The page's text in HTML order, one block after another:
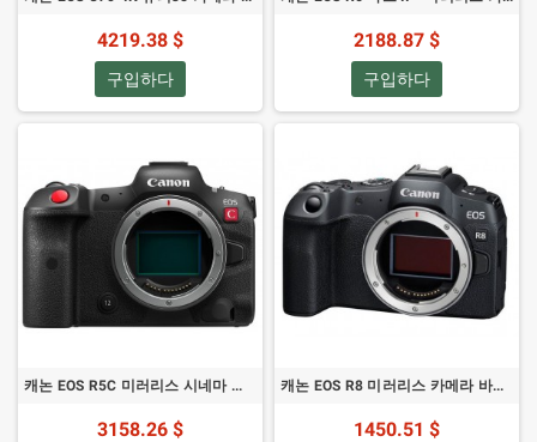
4219.38 $
구입하다
2188.87 $
구입하다
캐논 EOS R5C 미러리스 시네마 카메라
3158.26 $
캐논 EOS R8 미러리스 카메라 바디 + 무료 캐논 LP-E17 리튬이온 배터리 팩 (SKU 5803C087AA)
1450.51 $